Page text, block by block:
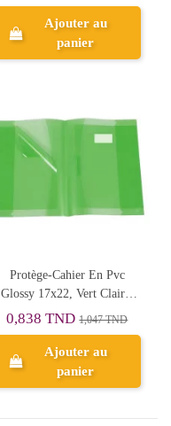
Ajouter au
panier
Protège-Cahier En Pvc
Glossy 17x22, Vert Clair -
Purple
0,838 TND1,047 TND
Ajouter au
panier